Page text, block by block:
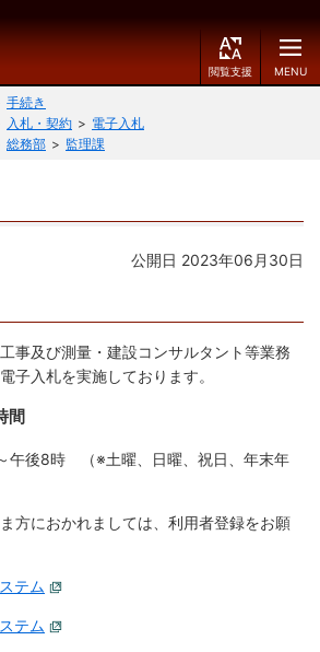
閲
覧
E
文字の大きさ
中
青 白
読み上げる
简
体
어
保険・年金・介護
健康・予防
育児・教育
環境・衛生
手続き
入札・契約
電子入札
総務部 監理課
公開日 2023年06月30日
及び測量・建設コンサルタント等業務
子入札を実施しております。
間
8時 （※土曜、日曜、祝日、年末年
におかれましては、利用者登録をお願
テム
テム